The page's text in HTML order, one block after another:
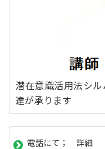
潜在意識活用法シ
達が承ります
電話にて； 詳細